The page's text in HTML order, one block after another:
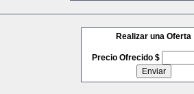
Realizar una Oferta
Precio Ofrecido $